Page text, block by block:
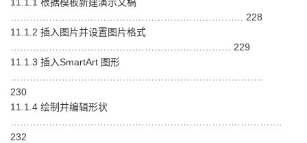
………………………………………………………………. 228
11.1.2 插入图片并设置图片格式
…………………………………………………………… 229
11.1.3 插入SmartArt 图形
230
11.1.4 绘制并编辑形状
232